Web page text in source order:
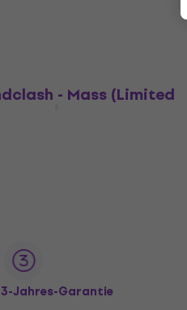
- Mass (Limited
Jahres-Garantie